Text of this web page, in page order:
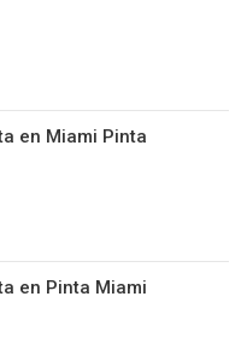
en Miami Pinta
en Pinta Miami